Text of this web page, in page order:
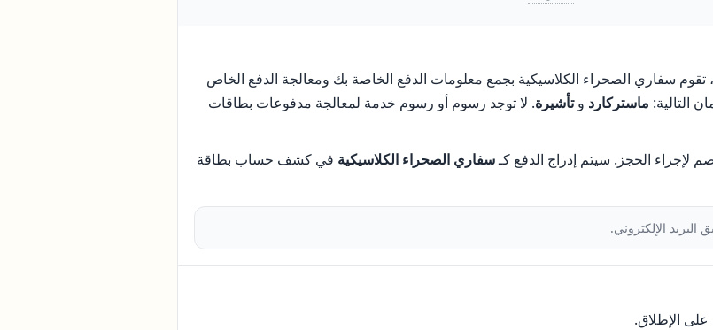
تقوم سفاري الصحراء الكلاسيكية بجمع معلومات الدفع الخاصة بك ومعالجة الدفع الخاص
التالية: ماستركارد وتأشيرة. لا توجد رسوم أو رسوم خدمة لمعالجة مدفوعات بطاقات
لإجراء الحجز. سيتم إدراج الدفع كـسفاري الصحراء الكلاسيكية في كشف حساب بطاقة
على الإطلاق.